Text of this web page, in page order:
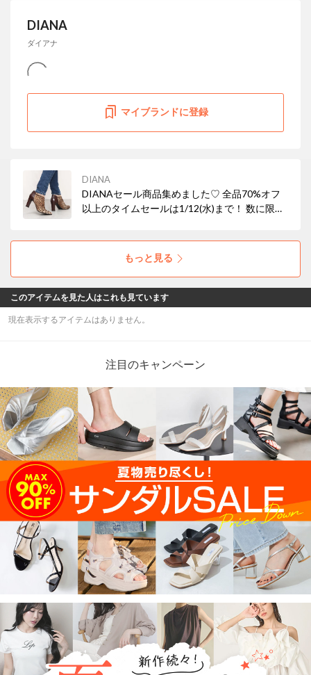
DIANA
ダイアナ
マイブランドに登録
DIANA
DIANAセール商品集めました♡ 全品70%オフ
以上のタイムセールは1/12(水)まで！ 数に限り
もっと見る
このアイテムを見た人はこれも見ています
現在表示するアイテムはありません。
注目のキャンペーン